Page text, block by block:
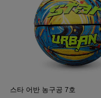
스타 어반 농구공 7호